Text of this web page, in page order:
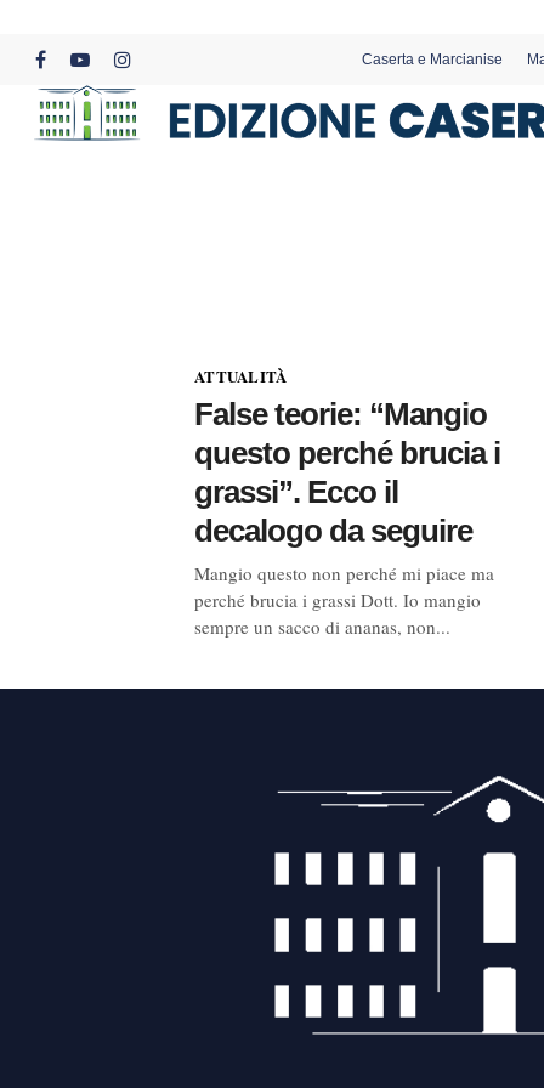
content
facebookyoutubeinstagram
Caserta e Marcianise
ATTUALITÀ
False teorie: “Mangio
questo perché brucia i
grassi”. Ecco il
decalogo da seguire
Mangio questo non perché mi piace ma
perché brucia i grassi Dott. Io mangio
sempre un sacco di ananas, non...